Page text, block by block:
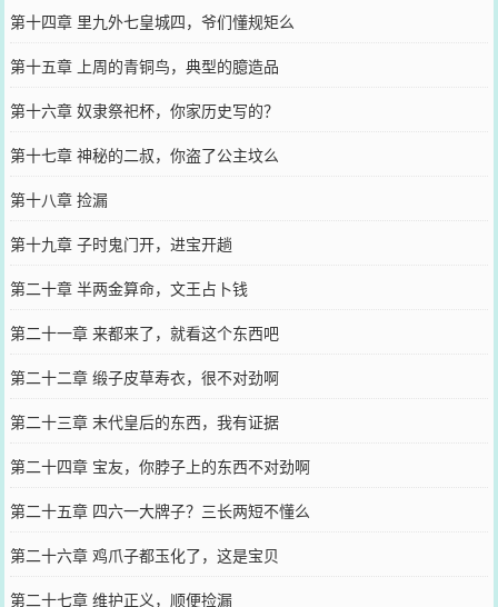
第十四章 里九外七皇城四，爷们懂规矩么
第十五章 上周的青铜鸟，典型的臆造品
第十六章 奴隶祭祀杯，你家历史写的？
第十七章 神秘的二叔，你盗了公主坟么
第十八章 捡漏
第十九章 子时鬼门开，进宝开趟
第二十章 半两金算命，文王占卜钱
第二十一章 来都来了，就看这个东西吧
第二十二章 缎子皮草寿衣，很不对劲啊
第二十三章 末代皇后的东西，我有证据
第二十四章 宝友，你脖子上的东西不对劲啊
第二十五章 四六一大牌子？三长两短不懂么
第二十六章 鸡爪子都玉化了，这是宝贝
第二十七章 维护正义，顺便捡漏